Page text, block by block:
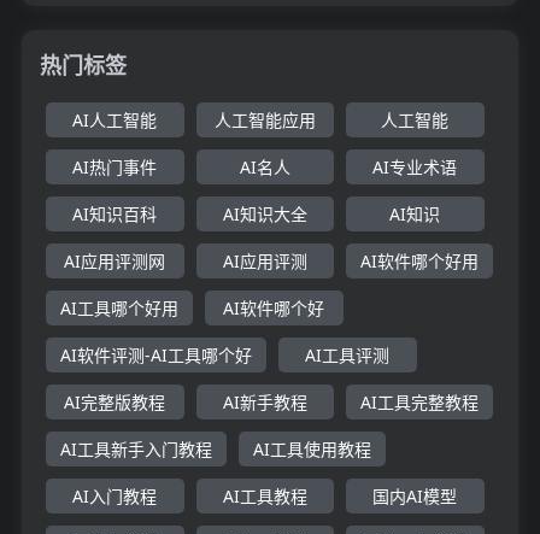
热门标签
AI人工智能 人工智能应用 人工智能
AI热门事件 AI名人 AI专业术语
AI知识百科 AI知识大全 AI知识
AI应用评测网 AI应用评测 AI软件哪个好用
AI工具哪个好用 AI软件哪个好
AI软件评测-AI工具哪个好 AI工具评测
AI完整版教程 AI新手教程 AI工具完整教程
AI工具新手入门教程 AI工具使用教程
AI入门教程 AI工具教程 国内AI模型